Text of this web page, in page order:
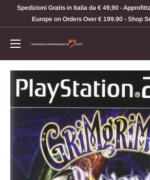
Spedizioni Gratis in Italia da € 49,90 -
Europe on Orders Over € 199.90 - Shop
Videogiochi
Per
Passione